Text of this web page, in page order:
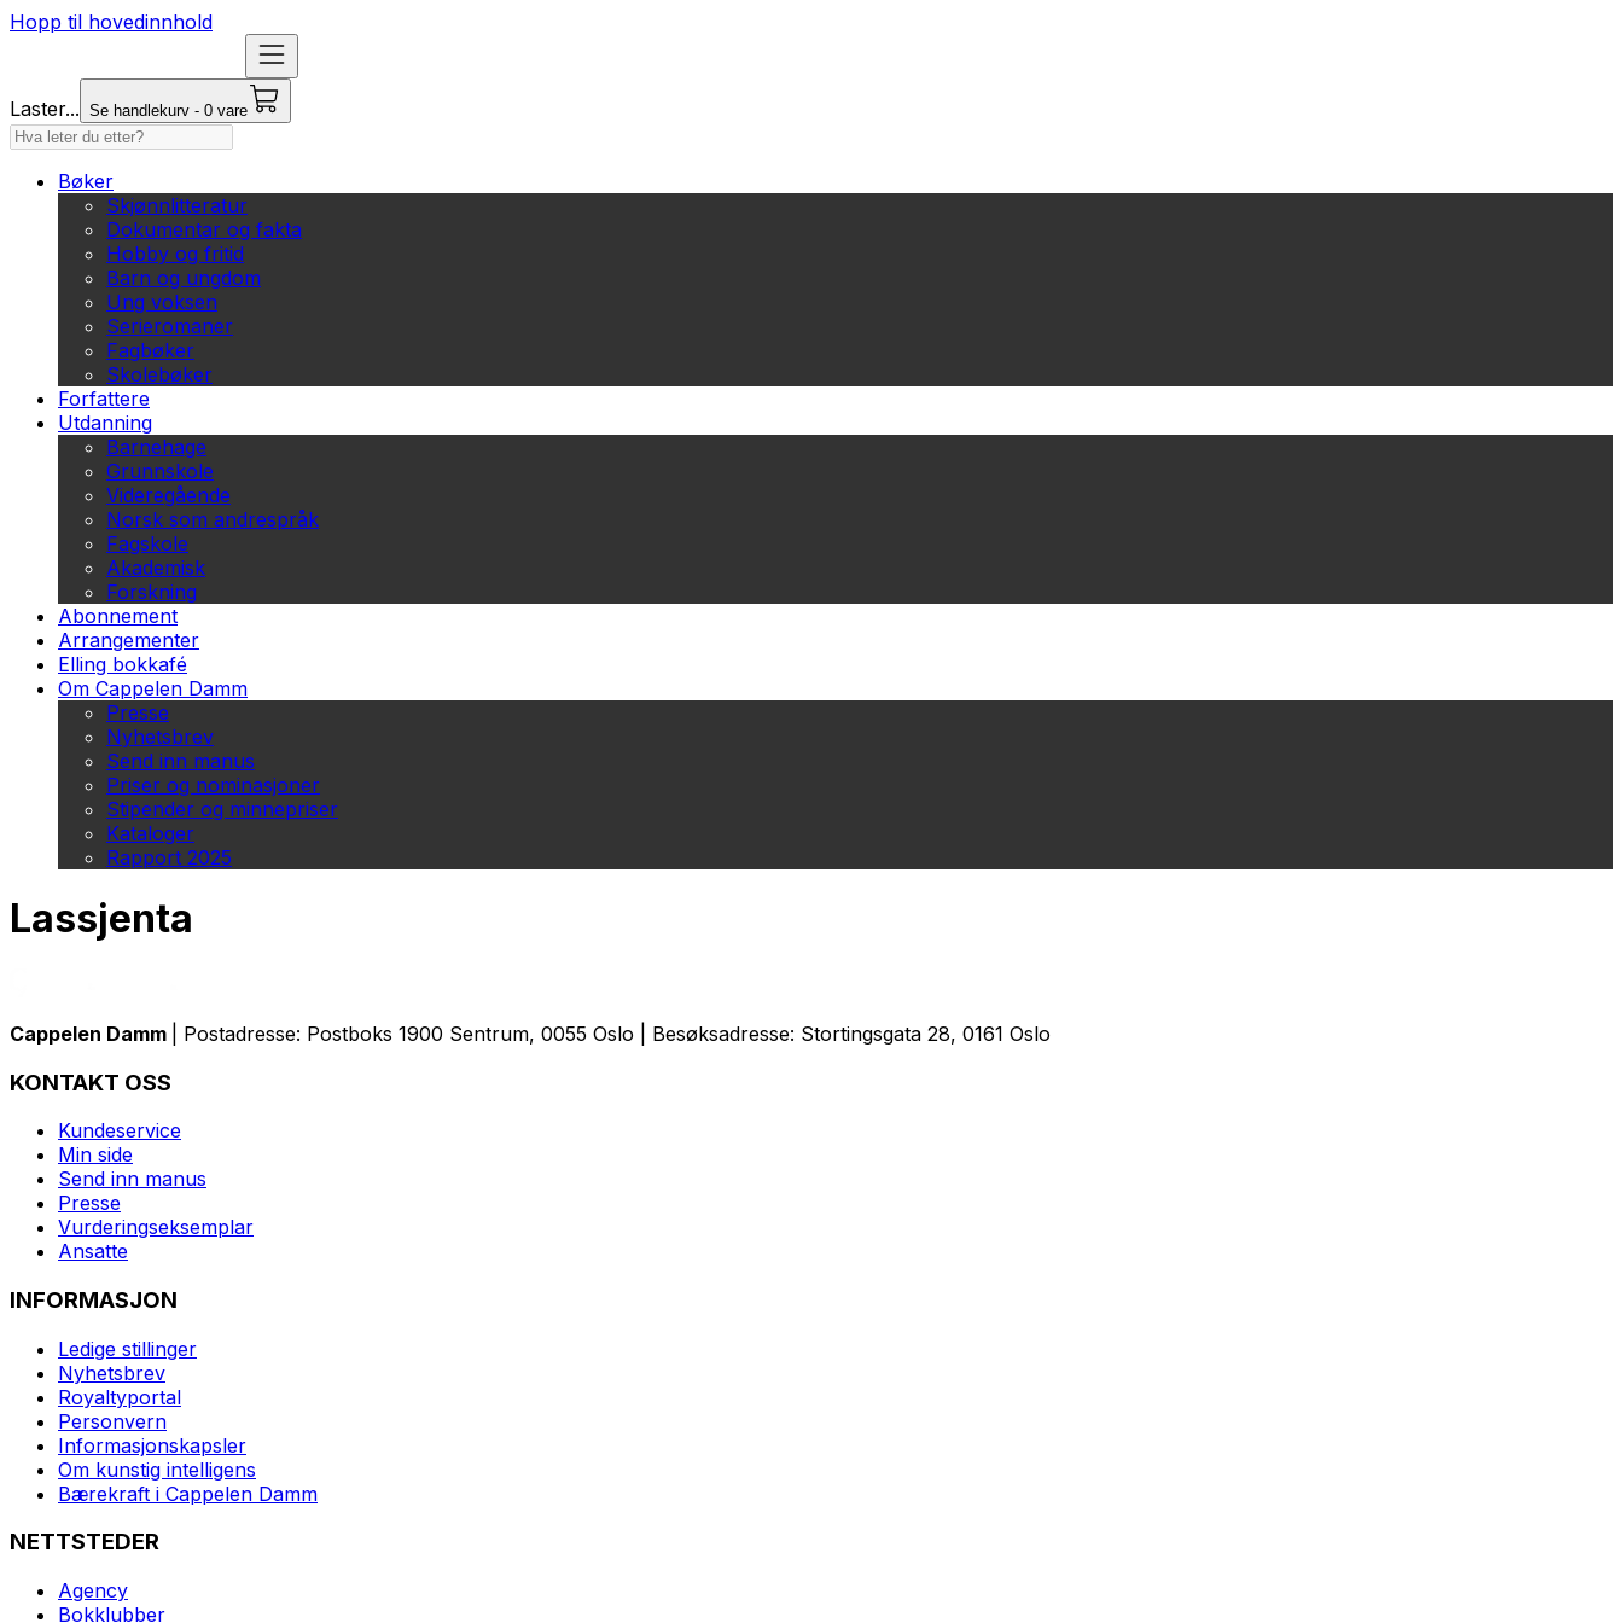
Hopp til hovedinnhold
Laster... Se handlekurv - 0 vare
Bøker
Skjønnlitteratur
Dokumentar og fakta
Hobby og fritid
Barn og ungdom
Ung voksen
Serieromaner
Fagbøker
Skolebøker
Forfattere
Utdanning
Barnehage
Grunnskole
Videregående
Norsk som andrespråk
Fagskole
Akademisk
Forskning
Abonnement
Arrangementer
Elling bokkafé
Om Cappelen Damm
Presse
Nyhetsbrev
Send inn manus
Priser og nominasjoner
Stipender og minnepriser
Kataloger
Rapport 2025
Lassjenta
Cappelen Damm | Postadresse: Postboks 1900 Sentrum, 0055 Oslo | Besøksadresse: Stortingsgata 28, 0161 Oslo
KONTAKT OSS
Kundeservice
Min side
Send inn manus
Presse
Vurderingseksemplar
Ansatte
INFORMASJON
Ledige stillinger
Nyhetsbrev
Royaltyportal
Personvern
Informasjonskapsler
Om kunstig intelligens
Bærekraft i Cappelen Damm
NETTSTEDER
Agency
Bokklubber